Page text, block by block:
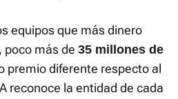
equipos que más dinero
poco más de 35 millones de
premio diferente respecto al
reconoce la entidad de cada